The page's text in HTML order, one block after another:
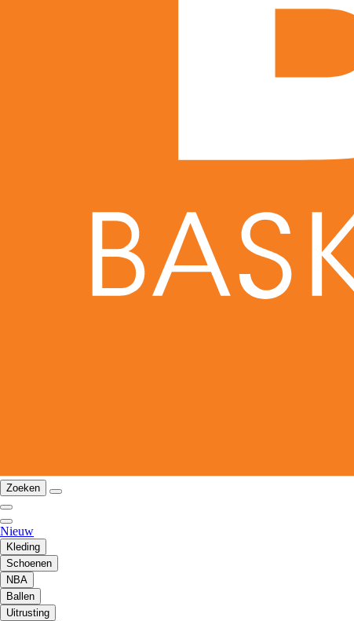
Zoeken
Nieuw
Kleding
Schoenen
NBA
Ballen
Uitrusting